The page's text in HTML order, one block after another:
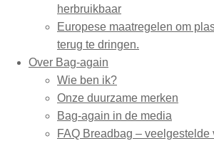
herbruikbaar
Europese maatregelen om
terug te dringen.
Over Bag-again
Wie ben ik?
Onze duurzame merken
Bag-again in de media
FAQ Breadbag – veelgestelde